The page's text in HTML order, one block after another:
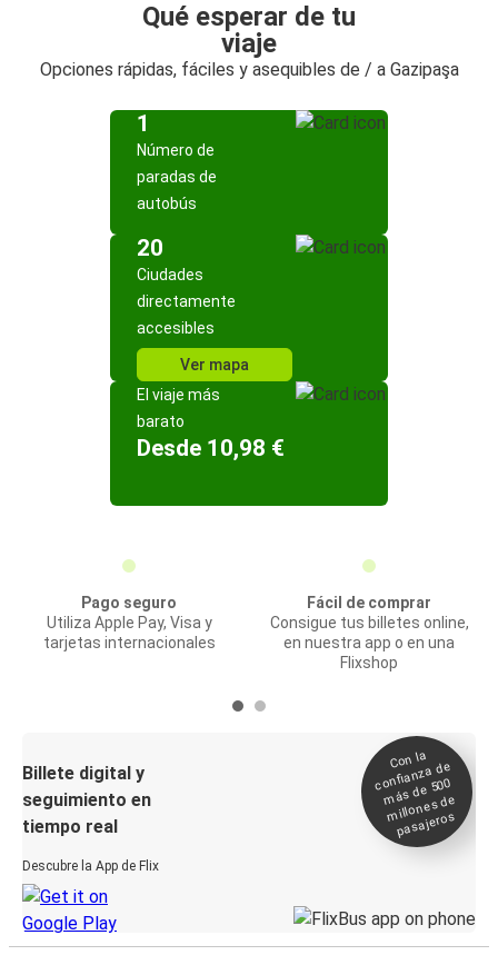
Qué esperar de tu
viaje
Opciones rápidas, fáciles y asequibles de / a Gazipaşa
1
Número de
paradas de
autobús
20
Ciudades
directamente
accesibles
Ver mapa
El viaje más
barato
Desde 10,98 €
Pago seguro
Utiliza Apple Pay, Visa y
tarjetas internacionales
Fácil de comprar
Consigue tus billetes online,
en nuestra app o en una
Flixshop
Billete digital y
seguimiento en
tiempo real
Descubre la App de Flix
Con la
confianza de
más de 500
millones de
pasajeros